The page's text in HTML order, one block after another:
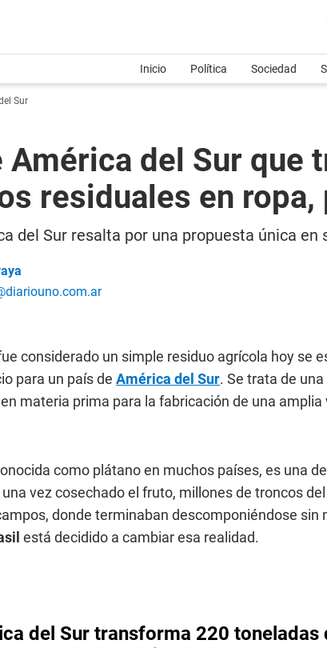
Inicio Política Sociedad
Sur
América del Sur que
residuales en
del Sur resalta por una propuesta única
considerado un simple residuo agrícola hoy se
para un país de América del Sur. Se trata de
materia prima para la fabricación de una
como plátano en muchos países, es una
vez cosechado el fruto, millones de troncos del
donde terminaban descomponiéndose sin
está decidido a cambiar esa realidad.
del Sur transforma 220